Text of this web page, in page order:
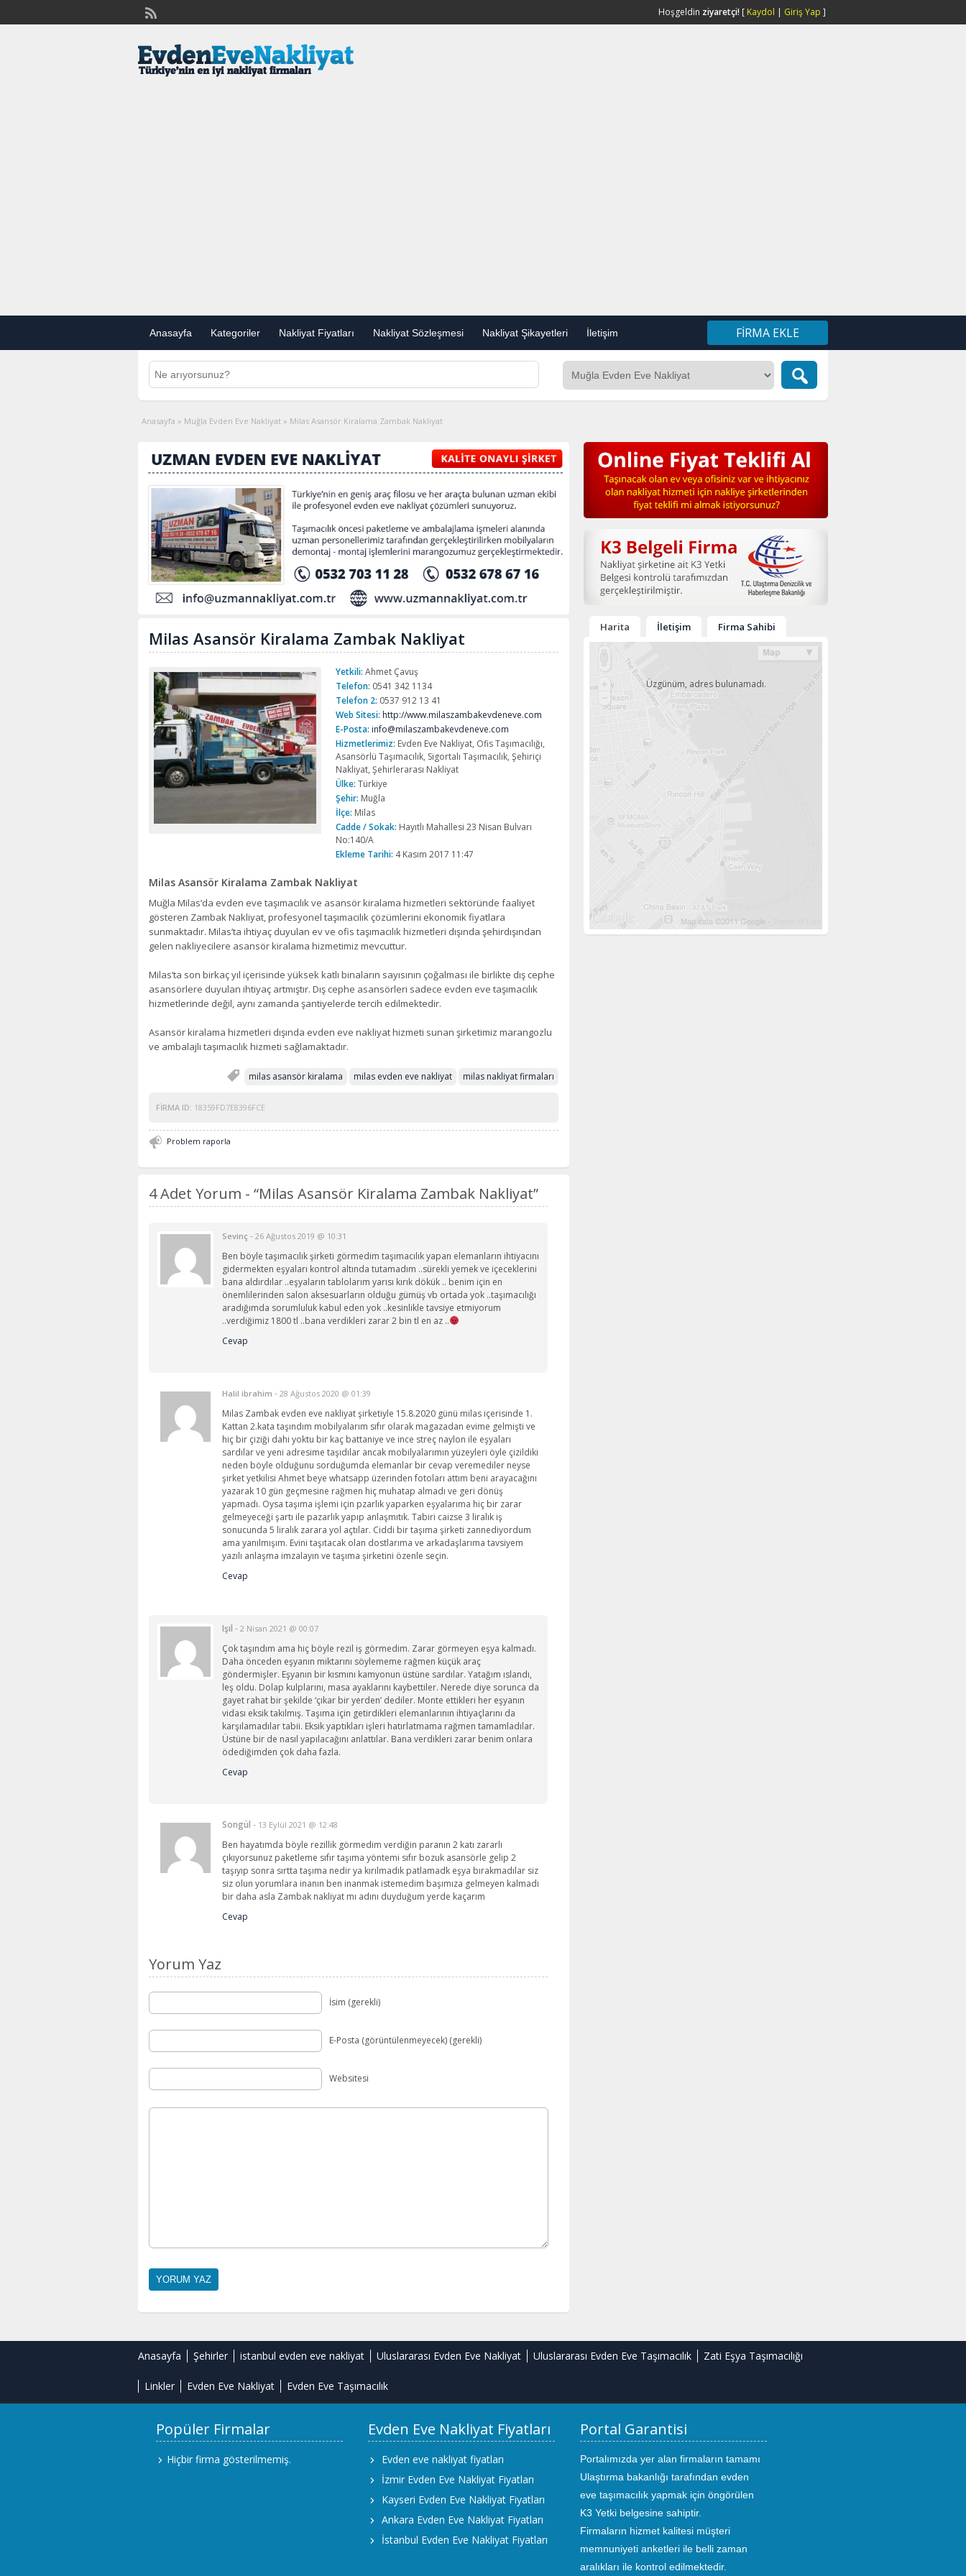
Hoşgeldin ziyaretçi! [ Kaydol | Giriş Yap ]
Anasayfa Kategoriler Nakliyat Fiyatları Nakliyat Sözleşmesi Nakliyat Şikayetleri İletişim FIRMA EKLE
Anasayfa » Muğla Evden Eve Nakliyat » Milas Asansör Kiralama Zambak Nakliyat
Milas Asansör Kiralama Zambak Nakliyat
Yetkili: Ahmet Çavuş
Telefon: 0541 342 1134
Telefon 2: 0537 912 13 41
Web Sitesi: http://www.milaszambakevdeneve.com
E-Posta: info@milaszambakevdeneve.com
Hizmetlerimiz: Evden Eve Nakliyat, Ofis Taşımacılığı,
Asansörlü Taşımacılık, Sigortalı Taşımacılık, Şehiriçi
Nakliyat, Şehirlerarası Nakliyat
Ülke: Türkiye
Şehir: Muğla
İlçe: Milas
Cadde / Sokak: Hayıtlı Mahallesi 23 Nisan Bulvarı
No:140/A
Ekleme Tarihi: 4 Kasım 2017 11:47
Milas Asansör Kiralama Zambak Nakliyat
Muğla Milas’da evden eve taşımacılık ve asansör kiralama hizmetleri sektöründe faaliyet
gösteren Zambak Nakliyat, profesyonel taşımacılık çözümlerini ekonomik fiyatlara
sunmaktadır. Milas’ta ihtiyaç duyulan ev ve ofis taşımacılık hizmetleri dışında şehirdışından
gelen nakliyecilere asansör kiralama hizmetimiz mevcuttur.
Milas’ta son birkaç yıl içerisinde yüksek katlı binaların sayısının çoğalması ile birlikte dış cephe
asansörlere duyulan ihtiyaç artmıştır. Dış cephe asansörleri sadece evden eve taşımacılık
hizmetlerinde değil, aynı zamanda şantiyelerde tercih edilmektedir.
Asansör kiralama hizmetleri dışında evden eve nakliyat hizmeti sunan şirketimiz marangozlu
ve ambalajlı taşımacılık hizmeti sağlamaktadır.
milas asansör kiralama milas evden eve nakliyat milas nakliyat firmaları
FIRMA ID: 18359FD7E8396FCE
Problem raporla
4 Adet Yorum - “Milas Asansör Kiralama Zambak Nakliyat”
Sevinç - 26 Ağustos 2019 @ 10:31
Ben böyle taşımacılık şirketi görmedim taşımacılık yapan elemanların ihtiyacını
gidermekten eşyaları kontrol altında tutamadım ..sürekli yemek ve içeceklerini
bana aldırdılar ..eşyaların tablolarım yarısı kırık dökük .. benim için en
önemlilerinden salon aksesuarların olduğu gümüş vb ortada yok ..taşımacılığı
aradığımda sorumluluk kabul eden yok ..kesinlikle tavsiye etmiyorum
..verdiğimiz 1800 tl ..bana verdikleri zarar 2 bin tl en az ..
Cevap
Halil ibrahim - 28 Ağustos 2020 @ 01:39
Milas Zambak evden eve nakliyat şirketiyle 15.8.2020 günü milas içerisinde 1.
Kattan 2.kata taşındım mobilyalarım sıfır olarak magazadan evime gelmişti ve
hiç bir çiziği dahi yoktu bir kaç battaniye ve ince streç naylon ile eşyaları
sardılar ve yeni adresime taşıdılar ancak mobilyalarımın yüzeyleri öyle çizildiki
neden böyle olduğunu sorduğumda elemanlar bir cevap veremediler neyse
şirket yetkilisi Ahmet beye whatsapp üzerinden fotoları attım beni arayacağını
yazarak 10 gün geçmesine rağmen hiç muhatap almadı ve geri dönüş
yapmadı. Oysa taşıma işlemi için pzarlık yaparken eşyalarıma hiç bir zarar
gelmeyeceği şartı ile pazarlık yapıp anlaşmıtık. Tabiri caizse 3 liralık iş
sonucunda 5 liralık zarara yol açtılar. Ciddi bir taşıma şirketi zannediyordum
ama yanılmışım. Evini taşıtacak olan dostlarıma ve arkadaşlarıma tavsiyem
yazılı anlaşma imzalayın ve taşıma şirketini özenle seçin.
Cevap
Işıl - 2 Nisan 2021 @ 00:07
Çok taşındım ama hiç böyle rezil iş görmedim. Zarar görmeyen eşya kalmadı.
Daha önceden eşyanın miktarını söylememe rağmen küçük araç
göndermişler. Eşyanın bir kısmını kamyonun üstüne sardılar. Yatağım ıslandı,
leş oldu. Dolap kulplarını, masa ayaklarını kaybettiler. Nerede diye sorunca da
gayet rahat bir şekilde ‘çıkar bir yerden’ dediler. Monte ettikleri her eşyanın
vidası eksik takılmış. Taşıma için getirdikleri elemanlarının ihtiyaçlarını da
karşılamadılar tabii. Eksik yaptıkları işleri hatırlatmama rağmen tamamladılar.
Üstüne bir de nasıl yapılacağını anlattılar. Bana verdikleri zarar benim onlara
ödediğimden çok daha fazla.
Cevap
Songül - 13 Eylül 2021 @ 12:48
Ben hayatımda böyle rezillik görmedim verdiğin paranın 2 katı zararlı
çıkıyorsunuz paketleme sıfır taşıma yöntemi sıfır bozuk asansörle gelip 2
taşıyıp sonra sırtta taşıma nedir ya kırılmadık patlamadk eşya bırakmadılar siz
siz olun yorumlara inanın ben inanmak istemedim başımıza gelmeyen kalmadı
bir daha asla Zambak nakliyat mı adını duyduğum yerde kaçarım
Cevap
Yorum Yaz
İsim (gerekli)
E-Posta (görüntülenmeyecek) (gerekli)
Websitesi
Harita İletişim Firma Sahibi
Üzgünüm, adres bulunamadı.
Anasayfa Şehirler istanbul evden eve nakliyat Uluslararası Evden Eve Nakliyat Uluslararası Evden Eve Taşımacılık Zati Eşya Taşımacılığı
Linkler Evden Eve Nakliyat Evden Eve Taşımacılık
Popüler Firmalar
Hiçbir firma gösterilmemiş.
Evden Eve Nakliyat Fiyatları
Evden eve nakliyat fiyatları
İzmir Evden Eve Nakliyat Fiyatları
Kayseri Evden Eve Nakliyat Fiyatları
Ankara Evden Eve Nakliyat Fiyatları
İstanbul Evden Eve Nakliyat Fiyatları
Portal Garantisi
Portalımızda yer alan firmaların tamamı
Ulaştırma bakanlığı tarafından evden
eve taşımacılık yapmak için öngörülen
K3 Yetki belgesine sahiptir.
Firmaların hizmet kalitesi müşteri
memnuniyeti anketleri ile belli zaman
aralıkları ile kontrol edilmektedir.